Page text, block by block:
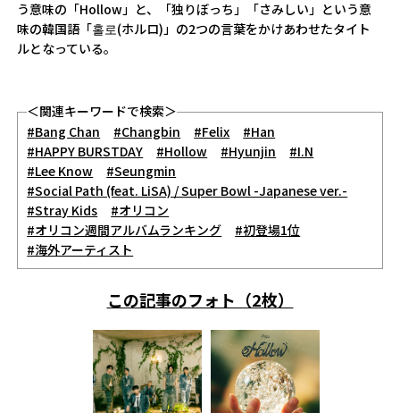
う意味の「Hollow」と、「独りぼっち」「さみしい」という意
味の韓国語「홀로(ホルロ)」の2つの言葉をかけあわせたタイト
ルとなっている。
＜関連キーワードで検索＞
#Bang Chan
#Changbin #Felix
#Han
#HAPPY BURSTDAY
#Hollow #Hyunjin
#I.N
#Lee Know
#Seungmin
#Social Path (feat. LiSA) / Super Bowl -Japanese ver.-
#Stray Kids
#オリコン
#オリコン週間アルバムランキング
#初登場1位
#海外アーティスト
この記事のフォト（2枚）